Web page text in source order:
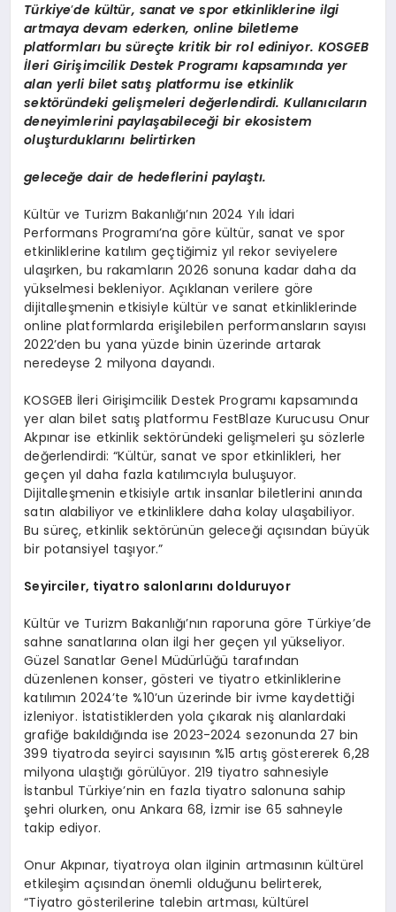
Türkiye’de kültür, sanat ve spor etkinliklerine ilgi
artmaya devam ederken, online biletleme
platformları bu süreçte kritik bir rol ediniyor. KOSGEB
İleri Girişimcilik Destek Programı kapsamında yer
alan yerli bilet satış platformu ise etkinlik
sektöründeki gelişmeleri değerlendirdi. Kullanıcıların
deneyimlerini paylaşabileceği bir ekosistem
oluşturduklarını belirtirken
geleceğe dair de hedeflerini paylaştı.
Kültür ve Turizm Bakanlığı’nın 2024 Yılı İdari
Performans Programı’na göre kültür, sanat ve spor
etkinliklerine katılım geçtiğimiz yıl rekor seviyelere
ulaşırken, bu rakamların 2026 sonuna kadar daha da
yükselmesi bekleniyor. Açıklanan verilere göre
dijitalleşmenin etkisiyle kültür ve sanat etkinliklerinde
online platformlarda erişilebilen performansların sayısı
2022’den bu yana yüzde binin üzerinde artarak
neredeyse 2 milyona dayandı.
KOSGEB İleri Girişimcilik Destek Programı kapsamında
yer alan bilet satış platformu FestBlaze Kurucusu Onur
Akpınar ise etkinlik sektöründeki gelişmeleri şu sözlerle
değerlendirdi: “Kültür, sanat ve spor etkinlikleri, her
geçen yıl daha fazla katılımcıyla buluşuyor.
Dijitalleşmenin etkisiyle artık insanlar biletlerini anında
satın alabiliyor ve etkinliklere daha kolay ulaşabiliyor.
Bu süreç, etkinlik sektörünün geleceği açısından büyük
bir potansiyel taşıyor.”
Seyirciler, tiyatro salonlarını dolduruyor
Kültür ve Turizm Bakanlığı’nın raporuna göre Türkiye’de
sahne sanatlarına olan ilgi her geçen yıl yükseliyor.
Güzel Sanatlar Genel Müdürlüğü tarafından
düzenlenen konser, gösteri ve tiyatro etkinliklerine
katılımın 2024’te %10’un üzerinde bir ivme kaydettiği
izleniyor. İstatistiklerden yola çıkarak niş alanlardaki
grafiğe bakıldığında ise 2023-2024 sezonunda 27 bin
399 tiyatroda seyirci sayısının %15 artış göstererek 6,28
milyona ulaştığı görülüyor. 219 tiyatro sahnesiyle
İstanbul Türkiye’nin en fazla tiyatro salonuna sahip
şehri olurken, onu Ankara 68, İzmir ise 65 sahneyle
takip ediyor.
Onur Akpınar, tiyatroya olan ilginin artmasının kültürel
etkileşim açısından önemli olduğunu belirterek,
“Tiyatro gösterilerine talebin artması, kültürel